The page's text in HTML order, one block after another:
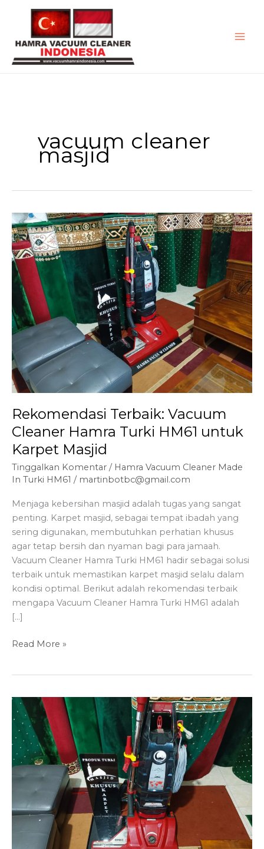
vacuum cleaner
masjid
Rekomendasi Terbaik: Vacuum
Cleaner Hamra Turki HM61 untuk
Karpet Masjid
Tinggalkan Komentar / Hamra Vacuum Cleaner Made
In Turki HM61 / martinbotbc@gmail.com
Menjaga kebersihan masjid adalah tugas yang sangat
penting. Karpet masjid, sebagai tempat ibadah yang
sering digunakan, membutuhkan perhatian khusus
agar tetap bersih dan nyaman bagi para jamaah.
Vacuum Cleaner Hamra Turki HM61 hadir sebagai solusi
terbaik untuk memastikan karpet masjid selalu dalam
kondisi optimal. Berikut adalah rekomendasi terbaik
mengapa Vacuum Cleaner Hamra Turki HM61 adalah
[…]
Rekomendasi
Hamra
Turki
HM61
untuk
Karpet
Masjid
Read More »